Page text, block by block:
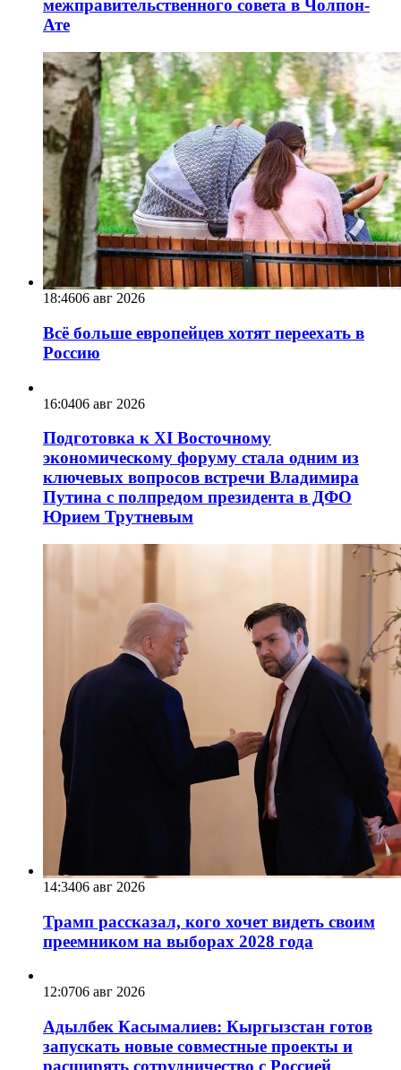
межправительственного совета в Чолпон-
Ате
18:4606 авг 2026
Всё больше европейцев хотят переехать в
Россию
16:0406 авг 2026
Подготовка к XI Восточному
экономическому форуму стала одним из
ключевых вопросов встречи Владимира
Путина с полпредом президента в ДФО
Юрием Трутневым
14:3406 авг 2026
Трамп рассказал, кого хочет видеть своим
преемником на выборах 2028 года
12:0706 авг 2026
Адылбек Касымалиев: Кыргызстан готов
запускать новые совместные проекты и
расширять сотрудничество с Россией